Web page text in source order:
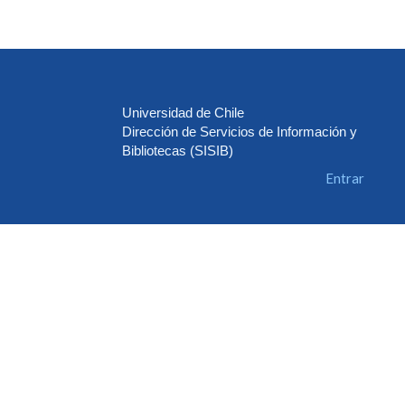
Universidad de Chile
Dirección de Servicios de Información y
Bibliotecas (SISIB)
Entrar